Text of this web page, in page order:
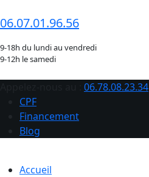
06.07.01.96.56
9-18h du lundi au vendredi
9-12h le samedi
06.78.08.23.34
CPF
Financement
Blog
Accueil